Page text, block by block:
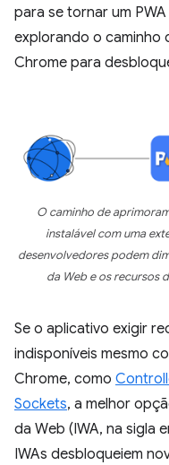
para se tornar um
explorando o caminho
Chrome para
O caminho de
instalável com uma
desenvolvedores podem
da Web e os recursos
Se o aplicativo exigir
indisponíveis mesmo
Chrome, como
Sockets, a melhor
da Web (IWA, na sigla
IWAs desbloqueiem